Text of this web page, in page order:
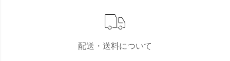
配送・送料について